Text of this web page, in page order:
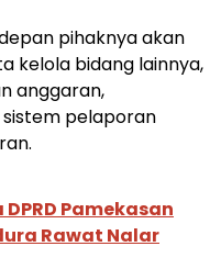
pihaknya akan
kelola bidang lainnya,
anggaran,
pelaporan
Pamekasan
Rawat Nalar